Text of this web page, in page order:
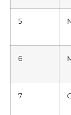
5
6
7